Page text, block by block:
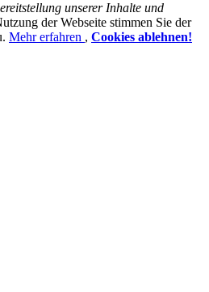
unserer Inhalte und
der Webseite stimmen Sie der
Mehr erfahren , Cookies ablehnen!